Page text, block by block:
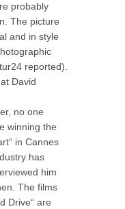
probably
The picture
and in style
reported).
David
no one
winning the
in Cannes
has
him
The films
Drive“ are